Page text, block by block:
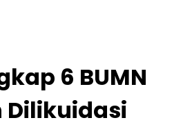
6 BUMN